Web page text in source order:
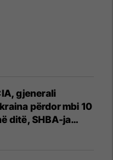
gjenerali
përdor mbi 10
ditë, SHBA-ja
prapa në